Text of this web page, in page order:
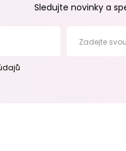
Sledujte novinky a
Zadejte